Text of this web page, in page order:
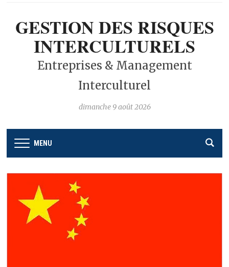
GESTION DES RISQUES
INTERCULTURELS
Entreprises & Management
Interculturel
dimanche 9 août 2026
MENU